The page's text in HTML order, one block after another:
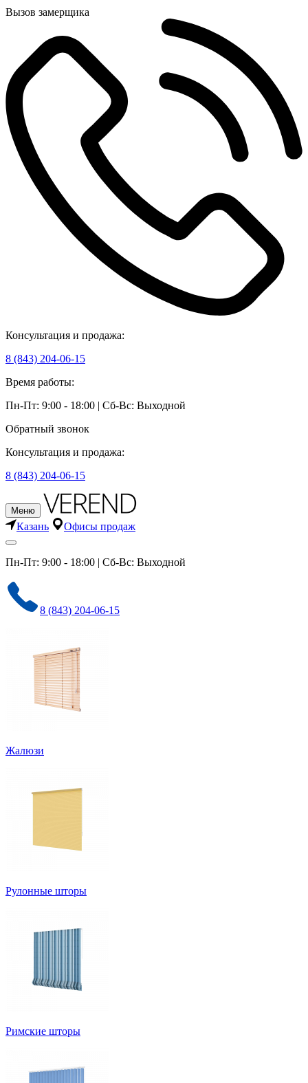
Вызов замерщика
Консультация и продажа:
8 (843) 204-06-15
Время работы:
Пн-Пт: 9:00 - 18:00 | Сб-Вс: Выходной
Обратный звонок
Консультация и продажа:
8 (843) 204-06-15
Меню
Казань Офисы продаж
Пн-Пт: 9:00 - 18:00 | Сб-Вс: Выходной
8 (843) 204-06-15
Жалюзи
Рулонные шторы
Римские шторы